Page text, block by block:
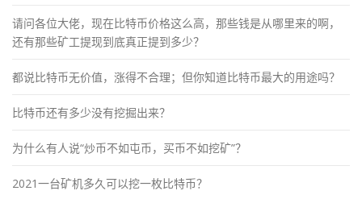
请问各位大佬，现在比特币价格这么高，那些钱是从哪里来的啊，
还有那些矿工提现到底真正提到多少？
都说比特币无价值，涨得不合理；但你知道比特币最大的用途吗？
比特币还有多少没有挖掘出来？
为什么有人说“炒币不如屯币，买币不如挖矿”？
2021一台矿机多久可以挖一枚比特币？